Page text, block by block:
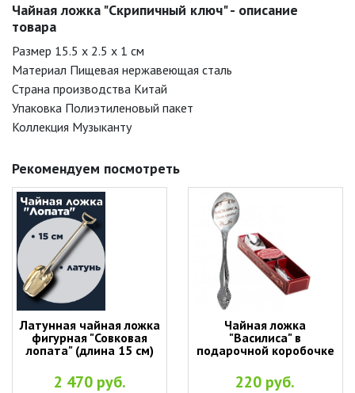
Чайная ложка "Скрипичный ключ" - описание
товара
Размер 15.5 x 2.5 x 1 см
Материал Пищевая нержавеющая сталь
Страна производства Китай
Упаковка Полиэтиленовый пакет
Коллекция Музыканту
Рекомендуем посмотреть
Латунная чайная ложка
фигурная "Совковая
лопата" (длина 15 см)
2 470 руб.
Чайная ложка
"Василиса" в
подарочной коробочке
220 руб.